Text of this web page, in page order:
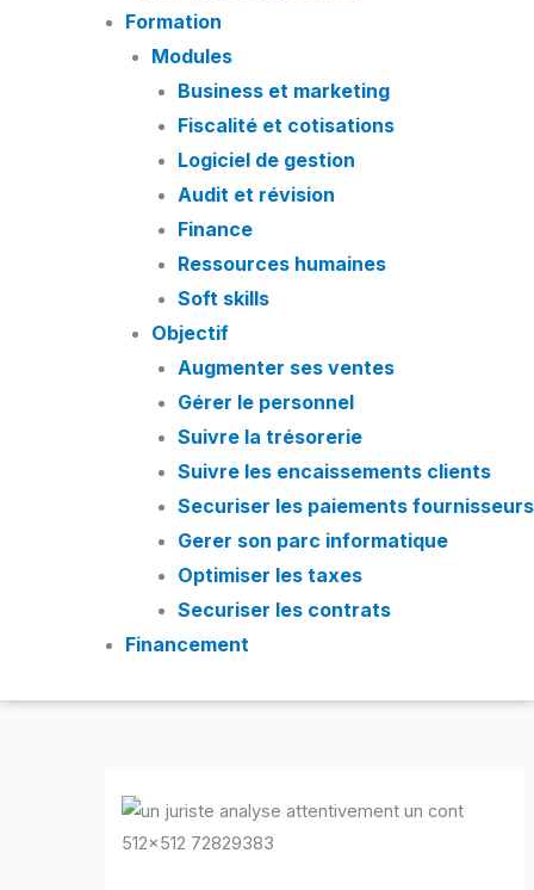
Formation
Modules
Business et marketing
Fiscalité et cotisations
Logiciel de gestion
Audit et révision
Finance
Ressources humaines
Soft skills
Objectif
Augmenter ses ventes
Gérer le personnel
Suivre la trésorerie
Suivre les encaissements clients
Securiser les paiements fournisseurs
Gerer son parc informatique
Optimiser les taxes
Securiser les contrats
Financement